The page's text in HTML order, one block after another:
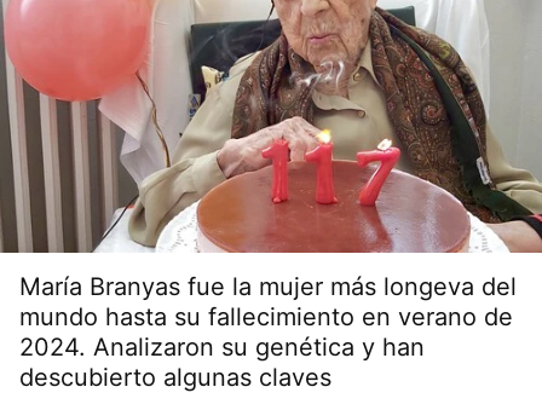
María Branyas fue la mujer más longeva del
mundo hasta su fallecimiento en verano de
2024. Analizaron su genética y han
descubierto algunas claves